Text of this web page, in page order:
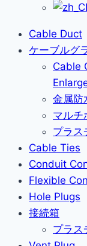
Cable Duct
ケーブルグ
Cable
金属防
マルチ
プラス
Cable Ties
Conduit
Flexible
Hole Plugs
接続箱
プラス